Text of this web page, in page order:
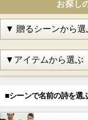
お探し
■シーンで名前の詩を選